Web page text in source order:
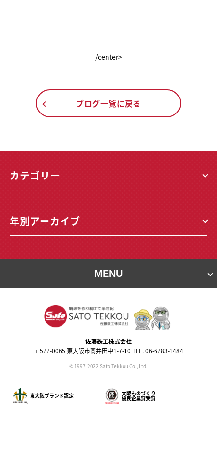
/center>
ブログ一覧に戻る
カテゴリー
年別アーカイブ
MENU
佐藤鉄⼯株式会社
〒577-0065 東⼤阪市⾼井⽥中1-7-10 TEL. 06-6783-1484
© 1997-2022 Sato Tekkou Co., Ltd.
東大阪ブランド認定 大阪ものづくり
優良企業賞受賞